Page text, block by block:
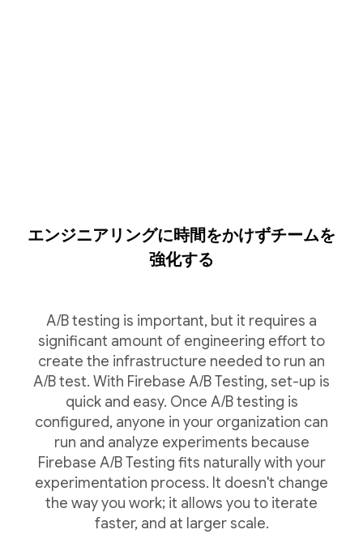
エンジニアリングに時間をかけずチームを
強化する
A/B testing is important, but it requires a
significant amount of engineering effort to
create the infrastructure needed to run an
A/B test. With Firebase A/B Testing, set-up is
quick and easy. Once A/B testing is
configured, anyone in your organization can
run and analyze experiments because
Firebase A/B Testing fits naturally with your
experimentation process. It doesn't change
the way you work; it allows you to iterate
faster, and at larger scale.